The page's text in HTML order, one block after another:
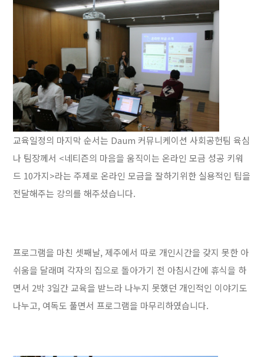
교육일정의 마지막 순서는 Daum 커뮤니케이션 사회공헌팀 육심
나 팀장께서 <네티즌의 마음을 움직이는 온라인 모금 성공 키워
드 10가지>라는 주제로 온라인 모금을 잘하기위한 실용적인 팁을
전달해주는 강의를 해주셨습니다.
프로그램을 마친 셋째날, 제주에서 따로 개인시간을 갖지 못한 아
쉬움을 달래며 각자의 집으로 돌아가기 전 아침시간에 휴식을 하
면서 2박 3일간 교육을 받느라 나누지 못했던 개인적인 이야기도
나누고, 여독도 풀면서 프로그램을 마무리하였습니다.